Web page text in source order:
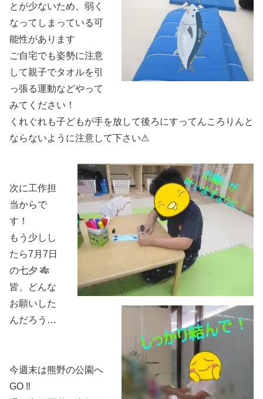
とが少ないため、弱く
なってしまっている可
能性があります
ご自宅でも姿勢に注意
して親子でタオルを引
っ張る運動などやって
みてください！
くれぐれも子どもが手を放して後ろにすってんころりんと
ならないように注意して下さい⚠
次に工作担
当からで
す！
もう少しし
たら7月7日
の七夕 🎋
皆、どんな
お願いした
んだろう…
今週末は熊野の公園へ
GO ‼